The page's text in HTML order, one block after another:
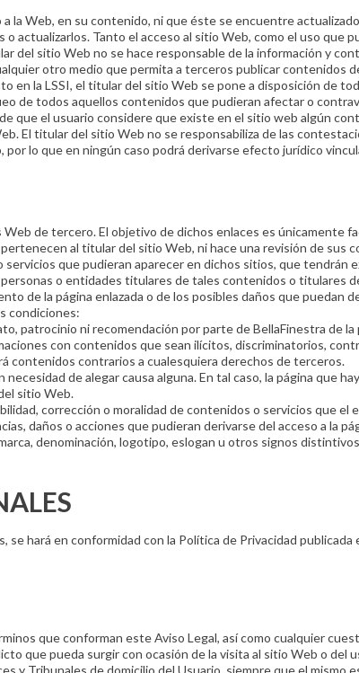
la Web, en su contenido, ni que éste se encuentre
actualizarlos. Tanto el acceso al sitio Web, como el uso que
del sitio Web no se hace responsable de la información y
otro medio que permita a terceros publicar contenidos
la LSSI, el titular del sitio Web se pone a disposición de
de todos aquellos contenidos que pudieran afectar o
que el usuario considere que existe en el sitio web algún
El titular del sitio Web no se responsabiliza de las
lo que en ningún caso podrá derivarse efecto jurídico
de tercero. El objetivo de dichos enlaces es únicamente
al titular del sitio Web, ni hace una revisión de sus
que pudieran aparecer en dichos sitios, que tendrán
o entidades titulares de tales contenidos o titulares
de la página enlazada o de los posibles daños que puedan
condiciones:
patrocinio ni recomendación por parte de BellaFinestra de la
con contenidos que sean ilícitos, discriminatorios,
contenidos contrarios a cualesquiera derechos de terceros.
de alegar causa alguna. En tal caso, la página que
sitio Web.
corrección o moralidad de contenidos o servicios que
daños o acciones que pudieran derivarse del acceso a la
denominación, logotipo, eslogan u otros signos
hará en conformidad con la Política de Privacidad
que conforman este Aviso Legal, así como cualquier
que pueda surgir con ocasión de la visita al sitio Web o del
y Tribunales de domicilio del Usuario, siempre que el